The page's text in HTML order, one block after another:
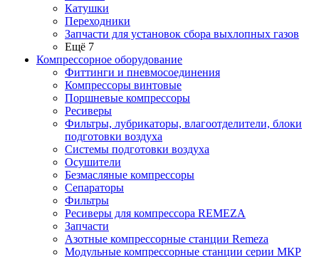
Катушки
Переходники
Запчасти для установок сбора выхлопных газов
Ещё 7
Компрессорное оборудование
Фиттинги и пневмосоединения
Компрессоры винтовые
Поршневые компрессоры
Ресиверы
Фильтры, лубрикаторы, влагоотделители, блоки
подготовки воздуха
Системы подготовки воздуха
Осушители
Безмасляные компрессоры
Сепараторы
Фильтры
Ресиверы для компрессора REMEZA
Запчасти
Азотные компрессорные станции Remeza
Модульные компрессорные станции серии МКР